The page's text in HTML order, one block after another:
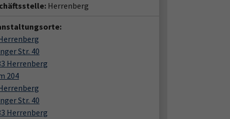
Herrenberg
Str. 40
Herrenberg
204
Str. 40
Herrenberg